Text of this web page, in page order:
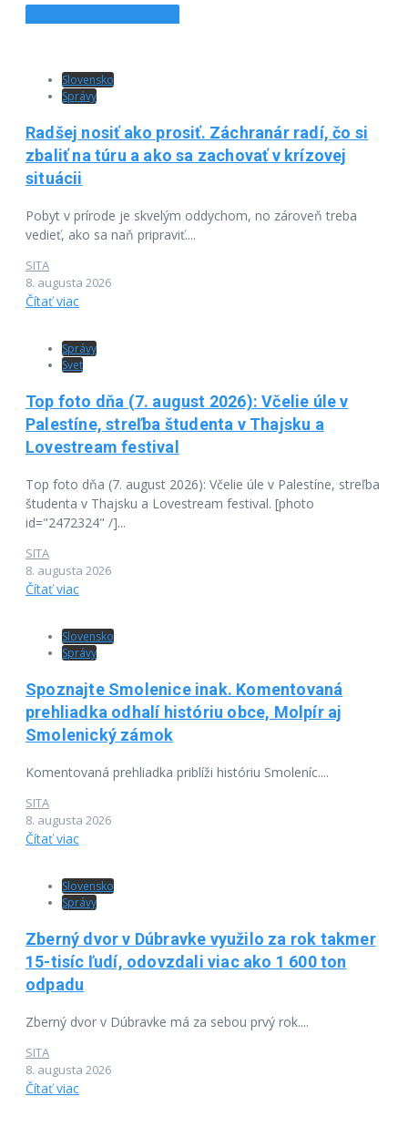
Slovensko
Správy
Radšej nosiť ako prosiť. Záchranár radí, čo si
zbaliť na túru a ako sa zachovať v krízovej
situácii
Pobyt v prírode je skvelým oddychom, no zároveň treba
vedieť, ako sa naň pripraviť....
SITA
8. augusta 2026
Čítať viac
Správy
Svet
Top foto dňa (7. august 2026): Včelie úle v
Palestíne, streľba študenta v Thajsku a
Lovestream festival
Top foto dňa (7. august 2026): Včelie úle v Palestíne, streľba
študenta v Thajsku a Lovestream festival. [photo
id="2472324" /]...
SITA
8. augusta 2026
Čítať viac
Slovensko
Správy
Spoznajte Smolenice inak. Komentovaná
prehliadka odhalí históriu obce, Molpír aj
Smolenický zámok
Komentovaná prehliadka priblíži históriu Smoleníc....
SITA
8. augusta 2026
Čítať viac
Slovensko
Správy
Zberný dvor v Dúbravke využilo za rok takmer
15-tisíc ľudí, odovzdali viac ako 1 600 ton
odpadu
Zberný dvor v Dúbravke má za sebou prvý rok....
SITA
8. augusta 2026
Čítať viac